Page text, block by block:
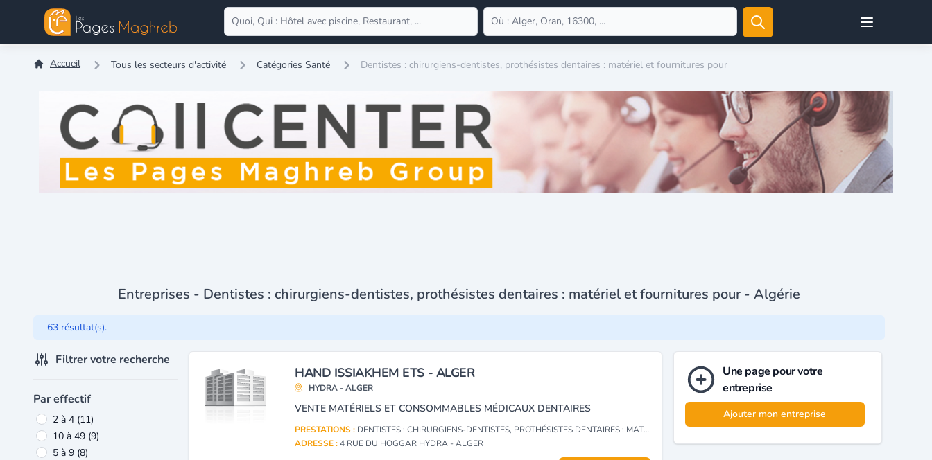
Open user menu
Accueil Tous les secteurs d'activité Catégories Santé Dentistes : chirurgiens-dentistes, prothésistes dentaires : matériel et fournitures pour
Entreprises - Dentistes : chirurgiens-dentistes, prothésistes dentaires : matériel et fournitures pour - Algérie
63 résultat(s).
Filtrer votre recherche
Par effectif
2 à 4 (11)
10 à 49 (9)
5 à 9 (8)
HAND ISSIAKHEM ETS - ALGER
HYDRA - ALGER
VENTE MATÉRIELS ET CONSOMMABLES MÉDICAUX DENTAIRES
PRESTATIONS : DENTISTES : CHIRURGIENS-DENTISTES, PROTHÉSISTES DENTAIRES : MATÉRIEL ET FOURNITURES POUR
ADRESSE :4 RUE DU HOGGAR HYDRA - ALGER
Une page pour votre
entreprise
Ajouter mon entreprise